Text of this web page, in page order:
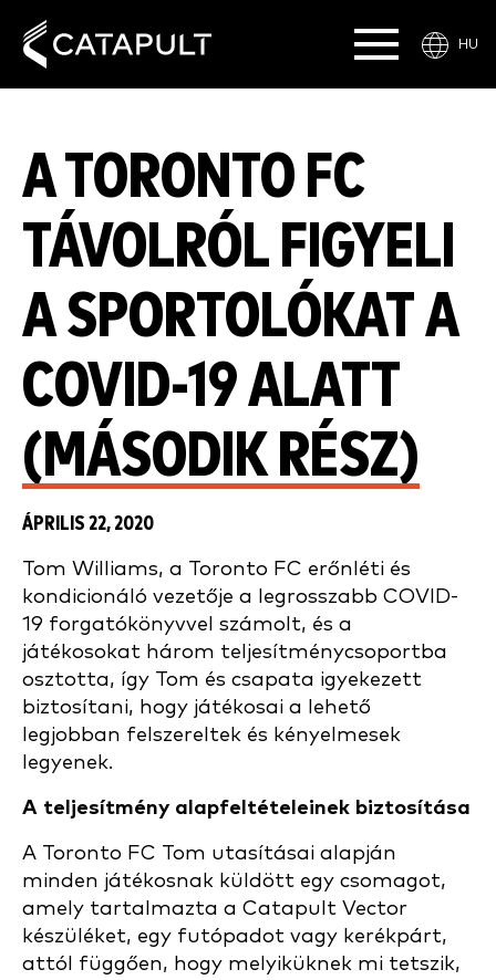
HU
A TORONTO FC
TÁVOLRÓL FIGYELI
A SPORTOLÓKAT A
COVID-19 ALATT
(MÁSODIK RÉSZ)
ÁPRILIS 22, 2020
Tom Williams, a Toronto FC erőnléti és
kondicionáló vezetője a legrosszabb COVID-
19 forgatókönyvvel számolt, és a
játékosokat három teljesítménycsoportba
osztotta, így Tom és csapata igyekezett
biztosítani, hogy játékosai a lehető
legjobban felszereltek és kényelmesek
legyenek.
A teljesítmény alapfeltételeinek biztosítása
A Toronto FC Tom utasításai alapján
minden játékosnak küldött egy csomagot,
amely tartalmazta a Catapult Vector
készüléket, egy futópadot vagy kerékpárt,
attól függően, hogy melyiküknek mi tetszik,